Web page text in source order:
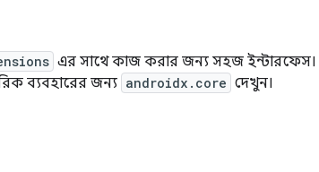
এর সাথে কাজ করার জন্য সহজ
ব্যবহারের জন্য androidx.core দেখুন।